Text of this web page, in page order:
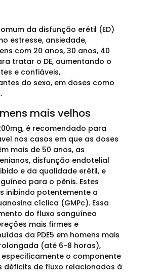
da disfunção erétil (ED)
estresse, ansiedade,
com 20 anos, 30 anos, 40
tratar o DE, aumentando o
e confiáveis,
do sexo, em doses como
mais velhos
é recomendado para
nos casos em que as doses
mais de 50 anos, as
disfunção endotelial
e da qualidade erétil, e
para o pênis. Estes
inibindo potentemente a
cíclica (GMPc). Essa
do fluxo sanguíneo
mais firmes e
da PDE5 em homens mais
(até 6-8 horas),
o componente
déficits de fluxo relacionados à